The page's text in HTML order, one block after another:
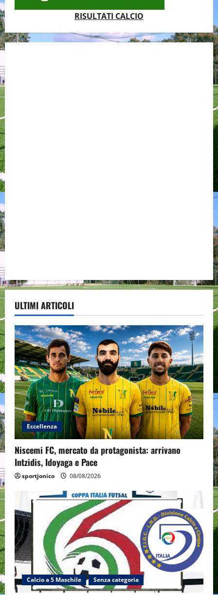
RISULTATI CALCIO
ULTIMI ARTICOLI
Eccellenza
Niscemi FC, mercato da protagonista: arrivano
Intzidis, Idoyaga e Pace
sportjonico 08/08/2026
Calcio a 5 Maschile Senza categoria